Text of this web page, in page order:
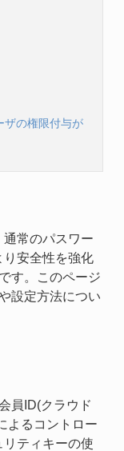
ザの権限付与が
常のパスワー
り安全性を強化
す。このページ
設定方法につい
員ID(クラウド
よるコントロー
ティキーの使